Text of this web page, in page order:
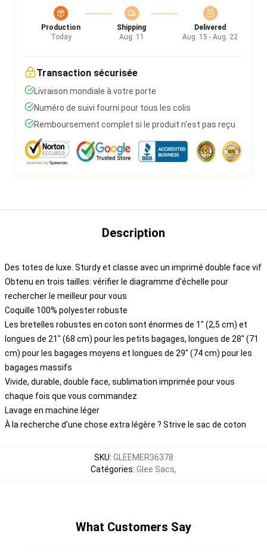
Production
Today
Shipping
Aug. 11
Delivered
Aug. 15 - Aug. 22
Transaction sécurisée
Livraison mondiale à votre porte
Numéro de suivi fourni pour tous les colis
Remboursement complet si le produit n'est pas reçu
Description
Des totes de luxe. Sturdy et classe avec un imprimé double face vif
Obtenu en trois tailles: vérifier le diagramme d'échelle pour
rechercher le meilleur pour vous
Coquille 100% polyester robuste
Les bretelles robustes en coton sont énormes de 1" (2,5 cm) et
longues de 21" (68 cm) pour les petits bagages, longues de 28" (71
cm) pour les bagages moyens et longues de 29" (74 cm) pour les
bagages massifs
Vivide, durable, double face, sublimation imprimée pour vous
chaque fois que vous commandez
Lavage en machine léger
À la recherche d'une chose extra légère ? Strive le sac de coton
SKU: GLEEMER36378
Catégories: Glee Sacs,
What Customers Say